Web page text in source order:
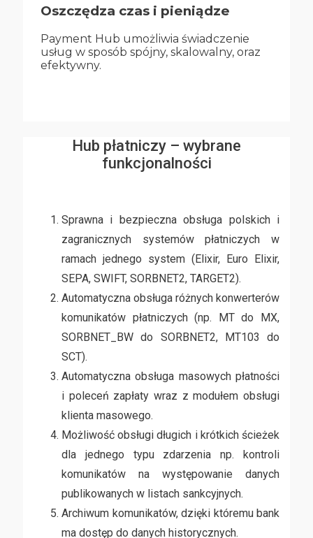
Oszczędza czas i pieniądze
Payment Hub umożliwia świadczenie
usług w sposób spójny, skalowalny, oraz
efektywny.
Hub płatniczy – wybrane
funkcjonalności
Sprawna i bezpieczna obsługa polskich i
zagranicznych systemów płatniczych w
ramach jednego system (Elixir, Euro Elixir,
SEPA, SWIFT, SORBNET2, TARGET2).
Automatyczna obsługa różnych konwerterów
komunikatów płatniczych (np. MT do MX,
SORBNET_BW do SORBNET2, MT103 do
SCT).
Automatyczna obsługa masowych płatności
i poleceń zapłaty wraz z modułem obsługi
klienta masowego.
Możliwość obsługi długich i krótkich ścieżek
dla jednego typu zdarzenia np. kontroli
komunikatów na występowanie danych
publikowanych w listach sankcyjnych.
Archiwum komunikatów, dzięki któremu bank
ma dostęp do danych historycznych.